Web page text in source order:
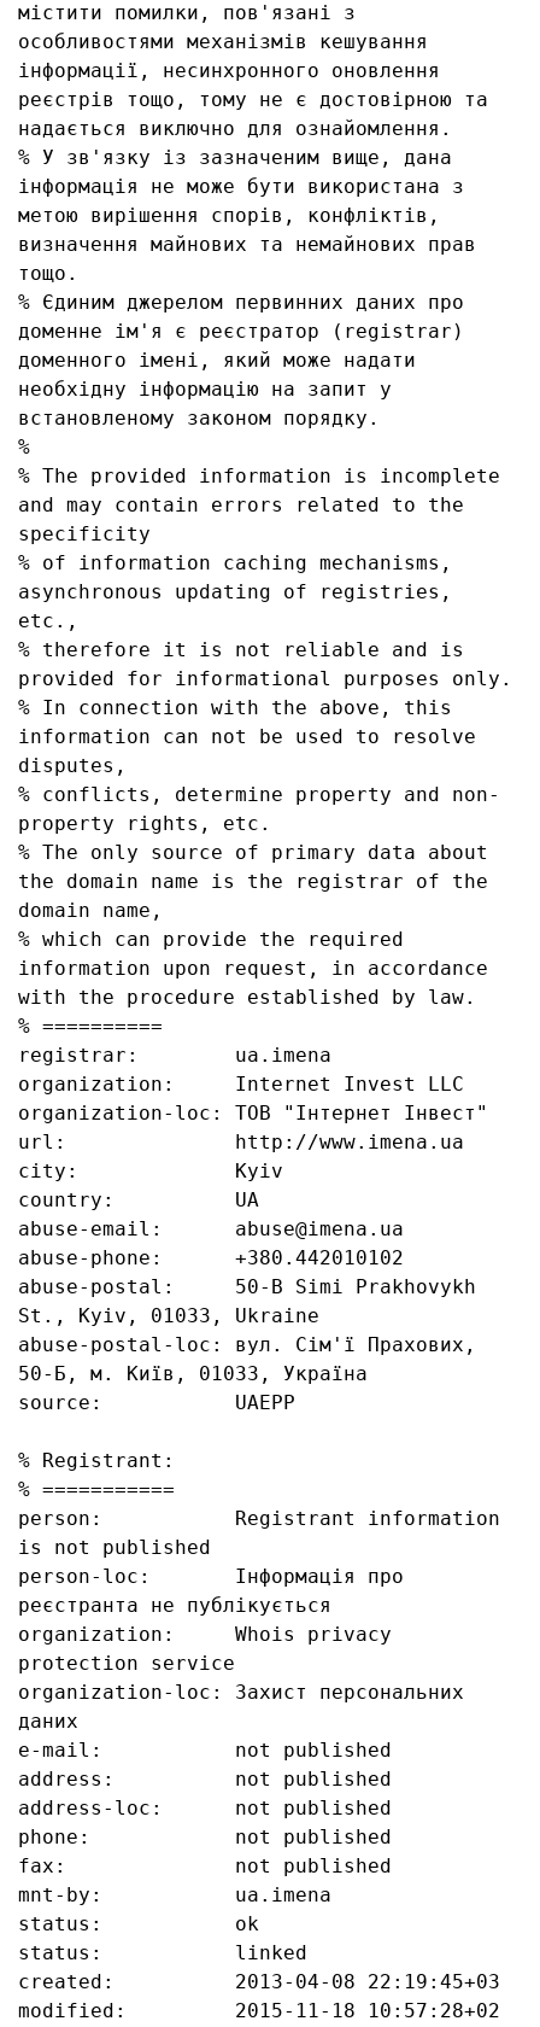
містити помилки, пов'язані з
особливостями механізмів кешування
інформації, несинхронного оновлення
реєстрів тощо, тому не є достовірною та
надається виключно для ознайомлення.
% У зв'язку із зазначеним вище, дана
інформація не може бути використана з
метою вирішення спорів, конфліктів,
визначення майнових та немайнових прав
тощо.
% Єдиним джерелом первинних даних про
доменне ім'я є реєстратор (registrar)
доменного імені, який може надати
необхідну інформацію на запит у
встановленому законом порядку.
%
% The provided information is incomplete
and may contain errors related to the
specificity
% of information caching mechanisms,
asynchronous updating of registries,
etc.,
% therefore it is not reliable and is
provided for informational purposes only.
% In connection with the above, this
information can not be used to resolve
disputes,
% conflicts, determine property and non-
property rights, etc.
% The only source of primary data about
the domain name is the registrar of the
domain name,
% which can provide the required
information upon request, in accordance
with the procedure established by law.
% ==========
registrar:        ua.imena
organization:     Internet Invest LLC
organization-loc: ТОВ "Інтернет Інвест"
url:              http://www.imena.ua
city:             Kyiv
country:          UA
abuse-email:      abuse@imena.ua
abuse-phone:      +380.442010102
abuse-postal:     50-B Simi Prakhovykh
St., Kyiv, 01033, Ukraine
abuse-postal-loc: вул. Сім'ї Прахових,
50-Б, м. Київ, 01033, Україна
source:           UAEPP
% Registrant:
% ===========
person:           Registrant information
is not published
person-loc:       Інформація про
реєстранта не публікується
organization:     Whois privacy
protection service
organization-loc: Захист персональних
даних
e-mail:           not published
address:          not published
address-loc:      not published
phone:            not published
fax:              not published
mnt-by:           ua.imena
status:           ok
status:           linked
created:          2013-04-08 22:19:45+03
modified:         2015-11-18 10:57:28+02